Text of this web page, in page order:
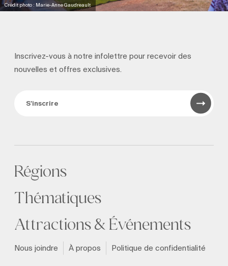
Crédit photo : Marie-Anne Gaudreault
Inscrivez-vous à notre infolettre pour recevoirdes
nouvelles et offres exclusives.
S'inscrire
Régions
Thématiques
Attractions & Événements
Nous joindre À propos Politique de confidentialité